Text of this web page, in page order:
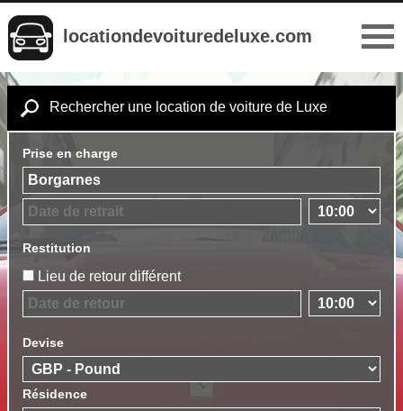
locationdevoituredeluxe.com
Rechercher une location de voiture de Luxe
Prise en charge
Restitution
Lieu de retour différent
Devise
Résidence